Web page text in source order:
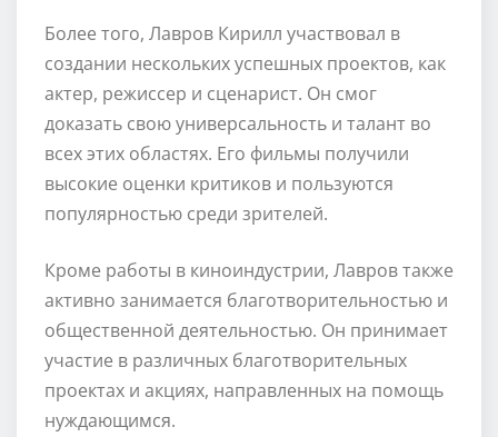
Более того, Лавров Кирилл участвовал в
создании нескольких успешных проектов, как
актер, режиссер и сценарист. Он смог
доказать свою универсальность и талант во
всех этих областях. Его фильмы получили
высокие оценки критиков и пользуются
популярностью среди зрителей.
Кроме работы в киноиндустрии, Лавров также
активно занимается благотворительностью и
общественной деятельностью. Он принимает
участие в различных благотворительных
проектах и акциях, направленных на помощь
нуждающимся.